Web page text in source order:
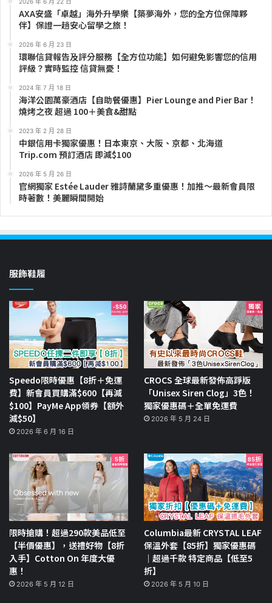
AXA安盛「卓越」海外升學樂【築夢海外，您的全方位保障夥
伴】保證一趟安心留學之旅！
2026 年 6 月 23 日
環聯信貸報告及評分服務【全方位功能】如何避免影響您的信用
評級？實時監控 信貸無憂！
2024 年 7 月 18 日
海洋公園萬豪酒店【自助餐優惠】Pier Lounge and Pier Bar！
燒烤之夜 超過 100＋美食&甜點
2023 年 2 月 28 日
中銀信用卡獨家優惠！日本東京、大阪、京都、北海道
Trip.com 預訂酒店 即減$100
2026 年 5 月 26 日
官網獨家 Estée Lauder 雅詩蘭黛多重優惠！加推～最新會員限
時著數！美麗瞬間開始
服飾鞋履
Speedo限時優惠【8折＋免運
費】新會員買購滿$600【再減
$100】PayMe App領券【額外
減$50】
2026 年 6 月 16 日
CROCS 全球最新發佈高踭版
「Unisex Siren Clog」3色！
獨家優惠碼＋全單免運費
2026 年 5 月 24 日
限時搶購！超過290款美品低至
【半價優惠】，送禮好物【8折
入手】Cotton On 年度大優
惠！
2026 年 5 月 12 日
Columbia最新 CRYSTAL LEAF
保溫外套【85折】獨家優惠碼
｜超過千款 特定商品【低至5
折】
2026 年 5 月 10 日